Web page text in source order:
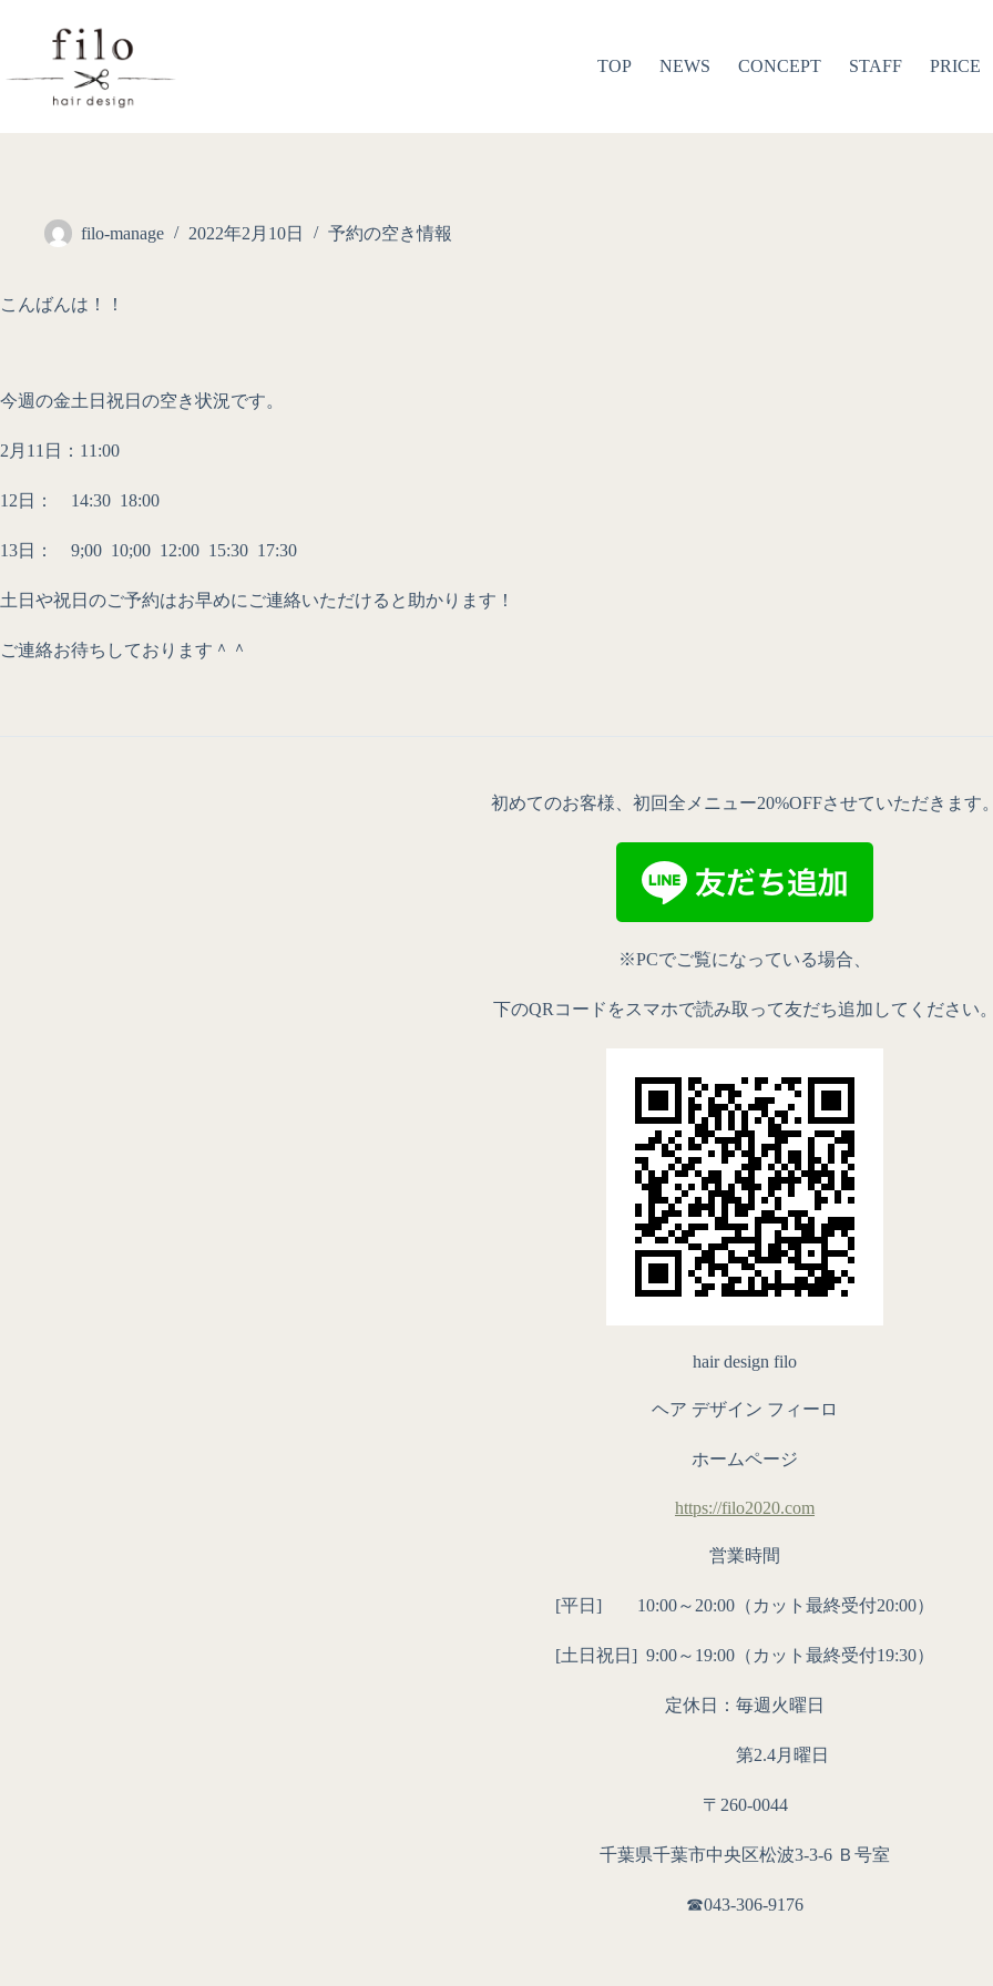
TOP NEWS CONCEPT STAFF PRICE
filo-manage 2022年2月10日 予約の空き情報
こんばんは！！
今週の金土日祝日の空き状況です。
2月11日：11:00
12日： 14:30 18:00
13日： 9;00 10;00 12:00 15:30 17:30
土日や祝日のご予約はお早めにご連絡いただけると助かります！
ご連絡お待ちしております＾＾
初めてのお客様、初回全メニュー20%OFFさせていただきます
※PCでご覧になっている場合、
下のQRコードをスマホで読み取って友だち追加してください
hair design filo
ヘア デザイン フィーロ
ホームページ
https://filo2020.com
営業時間
[平日] 10:00～20:00（カット最終受付20:00）
[土日祝日] 9:00～19:00（カット最終受付19:30）
定休日：毎週火曜日
第2.4月曜日
〒260-0044
千葉県千葉市中央区松波3-3-6 Ｂ号室
☎︎043-306-9176